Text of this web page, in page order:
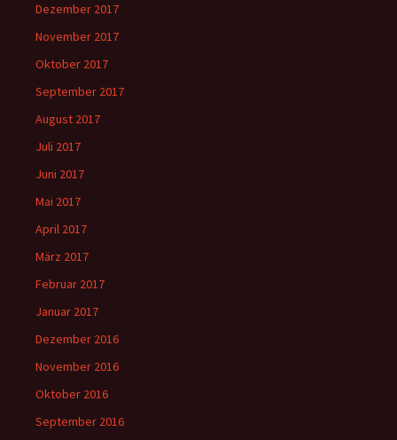
Dezember 2017
November 2017
Oktober 2017
September 2017
August 2017
Juli 2017
Juni 2017
Mai 2017
April 2017
März 2017
Februar 2017
Januar 2017
Dezember 2016
November 2016
Oktober 2016
September 2016